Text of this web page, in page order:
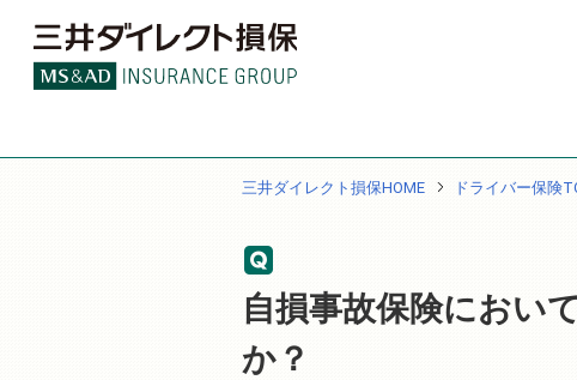
三井ダイレクト損保HOME ドライバー保険
自損事故保険におい
か？